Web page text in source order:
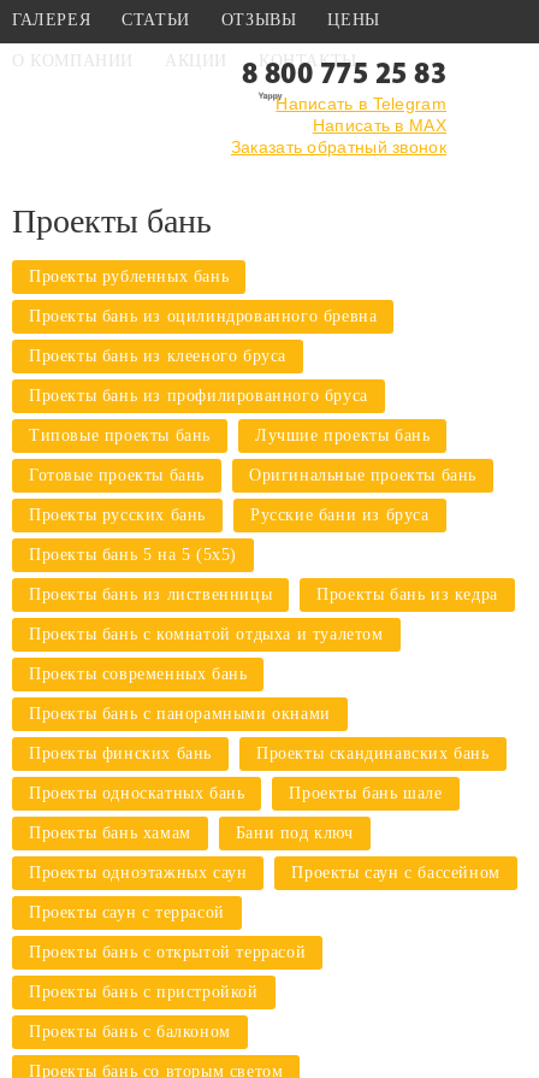
ГАЛЕРЕЯ СТАТЬИ ОТЗЫВЫ ЦЕНЫ
О КОМПАНИИ АКЦИИ КОНТАКТЫ
8 800 775 25 83
Написать в Telegram
Написать в MAX
Заказать обратный звонок
Проекты бань
Проекты бань
Проекты рубленных бань
Проекты бань из оцилиндрованного бревна
Проекты бань из клееного бруса
Проекты бань из профилированного бруса
Типовые проекты бань Лучшие проекты бань
Готовые проекты бань Оригинальные проекты бань
Проекты русских бань Русские бани из бруса
Проекты бань 5 на 5 (5х5)
Проекты бань из лиственницы Проекты бань из кедра
Проекты бань с комнатой отдыха и туалетом
Проекты современных бань
Проекты бань с панорамными окнами
Проекты финских бань Проекты скандинавских бань
Проекты односкатных бань Проекты бань шале
Проекты бань хамам Бани под ключ
Проекты одноэтажных саун Проекты саун с бассейном
Проекты саун с террасой
Проекты бань с открытой террасой
Проекты бань с пристройкой
Проекты бань с балконом
Проекты бань со вторым светом